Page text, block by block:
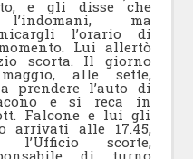
e gli disse che
ma
l’orario di
Lui allertò
scorta. Il giorno
alle sette,
prendere l’auto di
e si reca in
Falcone e lui gli
arrivati alle 17.45,
scorte,